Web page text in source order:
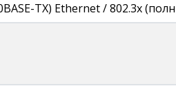
TX) Ethernet / 802.3x